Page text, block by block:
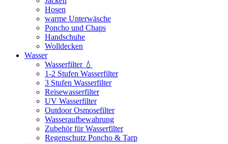
Hosen
warme Unterwäsche
Poncho und Chaps
Handschuhe
Wolldecken
Wasser
Wasserfilter 💧
1-2 Stufen Wasserfilter
3 Stufen Wasserfilter
Reisewasserfilter
UV Wasserfilter
Outdoor Osmosefilter
Wasseraufbewahrung
Zubehör für Wasserfilter
Regenschutz Poncho & Tarp